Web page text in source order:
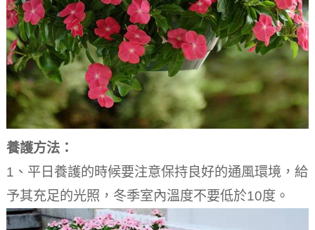
養護方法：
1、平日養護的時候要注意保持良好的通風環境，給
予其充足的光照，冬季室內溫度不要低於10度。